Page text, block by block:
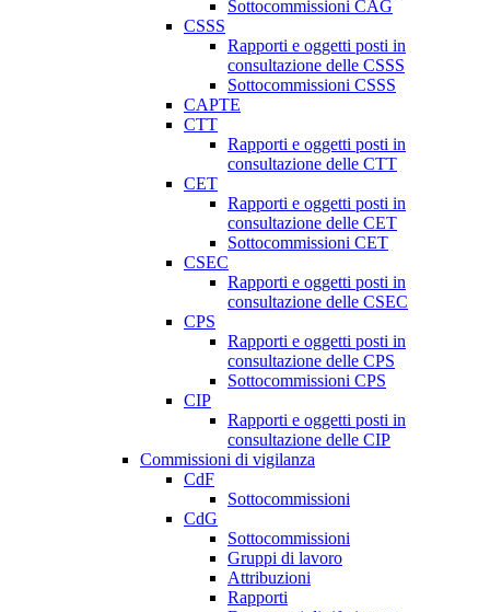
Sottocommissioni CAG
CSSS
Rapporti e oggetti posti in
consultazione delle CSSS
Sottocommissioni CSSS
CAPTE
CTT
Rapporti e oggetti posti in
consultazione delle CTT
CET
Rapporti e oggetti posti in
consultazione delle CET
Sottocommissioni CET
CSEC
Rapporti e oggetti posti in
consultazione delle CSEC
CPS
Rapporti e oggetti posti in
consultazione delle CPS
Sottocommissioni CPS
CIP
Rapporti e oggetti posti in
consultazione delle CIP
Commissioni di vigilanza
CdF
Sottocommissioni
CdG
Sottocommissioni
Gruppi di lavoro
Attribuzioni
Rapporti